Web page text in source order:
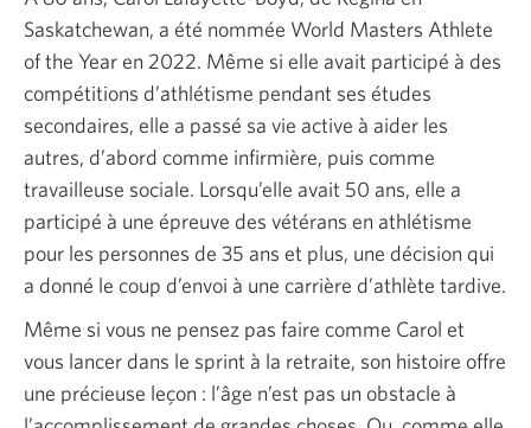
Saskatchewan, a été nommée World Masters Athlete
of the Year en 2022. Même si elle avait participé à des
compétitions d’athlétisme pendant ses études
secondaires, elle a passé sa vie active à aider les
autres, d’abord comme infirmière, puis comme
travailleuse sociale. Lorsqu’elle avait 50 ans, elle a
participé à une épreuve des vétérans en athlétisme
pour les personnes de 35 ans et plus, une décision qui
a donné le coup d’envoi à une carrière d’athlète tardive.
Même si vous ne pensez pas faire comme Carol et
vous lancer dans le sprint à la retraite, son histoire offre
une précieuse leçon : l’âge n’est pas un obstacle à